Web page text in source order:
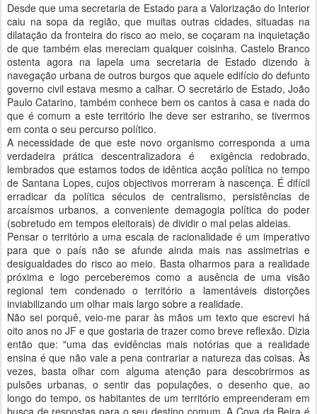
Desde que uma secretaria de Estado para a Valorização do Interior
caiu na sopa da região, que muitas outras cidades, situadas na
dilatação da fronteira do risco ao meio, se coçaram na inquietação
de que também elas mereciam qualquer coisinha. Castelo Branco
ostenta agora na lapela uma secretaria de Estado dizendo à
navegação urbana de outros burgos que aquele edifício do defunto
governo civil estava mesmo a calhar. O secretário de Estado, João
Paulo Catarino, também conhece bem os cantos à casa e nada do
que é comum a este território lhe deve ser estranho, se tivermos
em conta o seu percurso político.
A necessidade de que este novo organismo corresponda a uma
verdadeira prática descentralizadora é exigência redobrado,
lembrados que estamos todos de idêntica acção política no tempo
de Santana Lopes, cujos objectivos morreram à nascença. É difícil
erradicar da política séculos de centralismo, persistências de
arcaísmos urbanos, a conveniente demagogia política do poder
(sobretudo em tempos eleitorais) de dividir o mal pelas aldeias.
Pensar o território a uma escala de racionalidade é um imperativo
para que o país não se afunde ainda mais nas assimetrias e
desigualdades do risco ao meio. Basta olharmos para a realidade
próxima e logo perceberemos como a ausência de uma visão
regional tem condenado o território a lamentáveis distorções
inviabilizando um olhar mais largo sobre a realidade.
Não sei porquê, veio-me parar às mãos um texto que escrevi há
oito anos no JF e que gostaria de trazer como breve reflexão. Dizia
então que: "uma das evidências mais notórias que a realidade
ensina é que não vale a pena contrariar a natureza das coisas. Às
vezes, basta olhar com alguma atenção para descobrirmos as
pulsões urbanas, o sentir das populações, o desenho que, ao
longo do tempo, os habitantes de um território empreenderam em
busca de respostas para o seu destino comum. A Cova da Beira é